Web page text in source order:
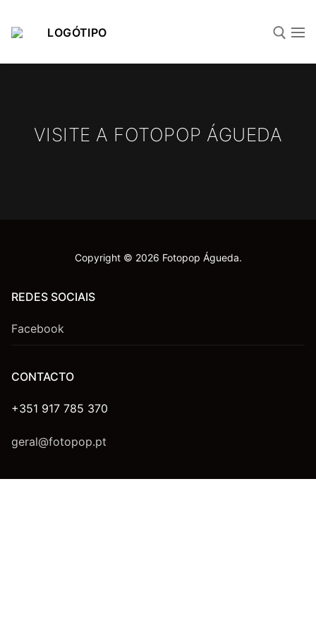
VISITE A FOTOPOP ÁGUEDA
Copyright © 2026 Fotopop Águeda.
REDES SOCIAIS
Facebook
CONTACTO
+351 917 785 370
geral@fotopop.pt